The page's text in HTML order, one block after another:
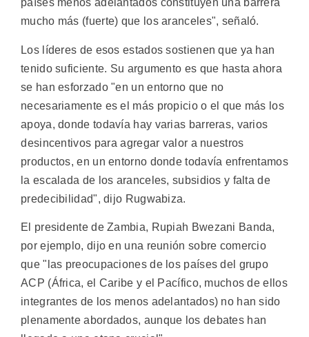
países menos adelantados constituyen una barrera
mucho más (fuerte) que los aranceles", señaló.
Los líderes de esos estados sostienen que ya han
tenido suficiente. Su argumento es que hasta ahora
se han esforzado "en un entorno que no
necesariamente es el más propicio o el que más los
apoya, donde todavía hay varias barreras, varios
desincentivos para agregar valor a nuestros
productos, en un entorno donde todavía enfrentamos
la escalada de los aranceles, subsidios y falta de
predecibilidad", dijo Rugwabiza.
El presidente de Zambia, Rupiah Bwezani Banda,
por ejemplo, dijo en una reunión sobre comercio
que "las preocupaciones de los países del grupo
ACP (África, el Caribe y el Pacífico, muchos de ellos
integrantes de los menos adelantados) no han sido
plenamente abordados, aunque los debates han